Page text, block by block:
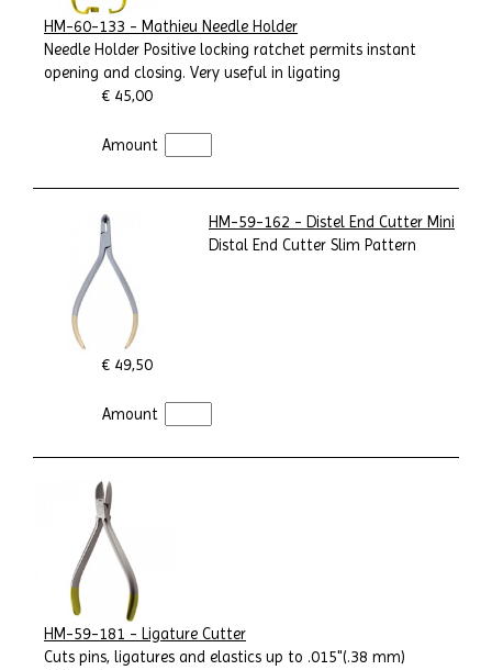
HM-60-133 - Mathieu Needle Holder
Needle Holder Positive locking ratchet permits instant
opening and closing. Very useful in ligating
€ 45,00
Amount
HM-59-162 - Distel End Cutter Mini
Distal End Cutter Slim Pattern
€ 49,50
Amount
HM-59-181 - Ligature Cutter
Cuts pins, ligatures and elastics up to .015"(.38 mm)